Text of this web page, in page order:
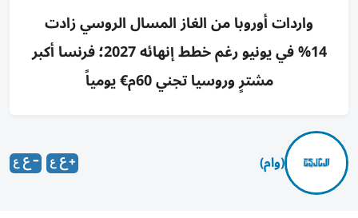
واردات أوروبا من الغاز المسال الروسي زادت
14% في يونيو رغم خطط إنهائه 2027؛ فرنسا أكبر
مشترٍ وروسيا تجني 60م€ يومياً
(وام)